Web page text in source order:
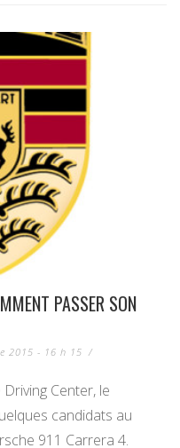
PASSER SON
2015 - 16 h 15 /
Center, le
candidats au
911 Carrera 4.